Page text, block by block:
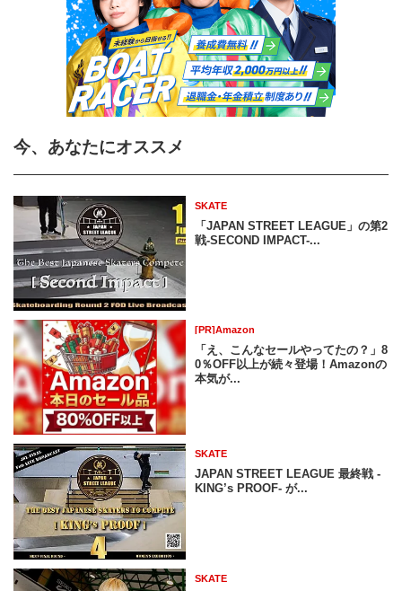
今、あなたにオススメ
SKATE
「JAPAN STREET LEAGUE」の第2
戦-SECOND IMPACT-...
[PR]Amazon
「え、こんなセールやってたの？」8
0％OFF以上が続々登場！Amazonの
本気が...
SKATE
JAPAN STREET LEAGUE 最終戦 -
KING’s PROOF- が...
SKATE